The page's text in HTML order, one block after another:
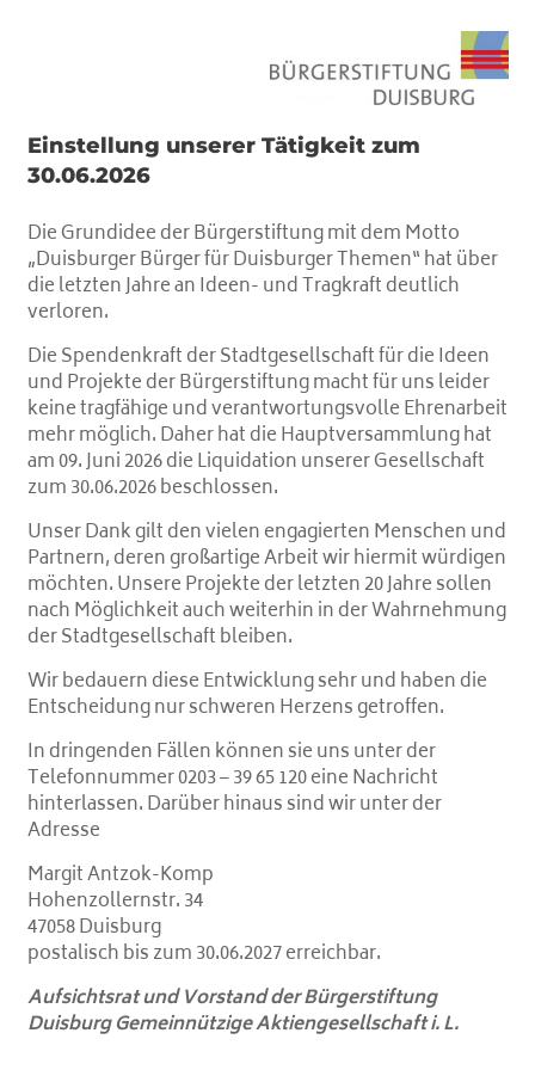
Einstellung unserer Tätigkeit zum
30.06.2026
Die Grundidee der Bürgerstiftung mit dem Motto
„Duisburger Bürger für Duisburger Themen“ hat über
die letzten Jahre an Ideen- und Tragkraft deutlich
verloren.
Die Spendenkraft der Stadtgesellschaft für die Ideen
und Projekte der Bürgerstiftung macht für uns leider
keine tragfähige und verantwortungsvolle Ehrenarbeit
mehr möglich. Daher hat die Hauptversammlung hat
am 09. Juni 2026 die Liquidation unserer Gesellschaft
zum 30.06.2026 beschlossen.
Unser Dank gilt den vielen engagierten Menschen und
Partnern, deren großartige Arbeit wir hiermit würdigen
möchten. Unsere Projekte der letzten 20 Jahre sollen
nach Möglichkeit auch weiterhin in der Wahrnehmung
der Stadtgesellschaft bleiben.
Wir bedauern diese Entwicklung sehr und haben die
Entscheidung nur schweren Herzens getroffen.
In dringenden Fällen können sie uns unter der
Telefonnummer0203 – 39 65 120eine Nachricht
hinterlassen. Darüber hinaus sind wir unter der
Adresse
Margit Antzok-Komp
Hohenzollernstr. 34
47058 Duisburg
postalisch bis zum 30.06.2027 erreichbar.
Aufsichtsrat und Vorstand der Bürgerstiftung
Duisburg Gemeinnützige Aktiengesellschaft i. L.